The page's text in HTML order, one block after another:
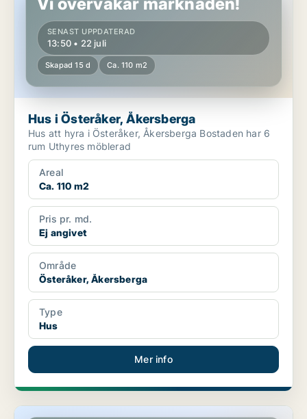
SENAST UPPDATERAD
13:50 • 22 juli
Skapad 15 d Ca. 110 m2
Hus i Österåker, Åkersberga
Hus att hyra i Österåker, Åkersberga Bostaden har 6
rum Uthyres möblerad
Areal
Ca. 110 m2
Pris pr. md.
Ej angivet
Område
Österåker, Åkersberga
Type
Hus
Mer info
Hus i Österåker, Åkersberga